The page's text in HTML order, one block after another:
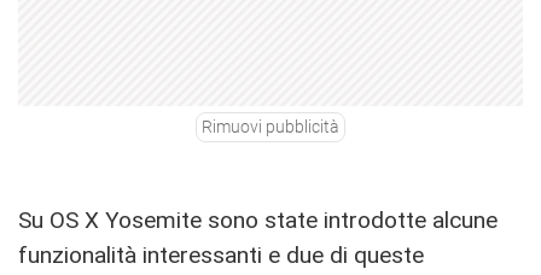
Rimuovi pubblicità
Su OS X Yosemite sono state introdotte alcune
funzionalità interessanti e due di queste